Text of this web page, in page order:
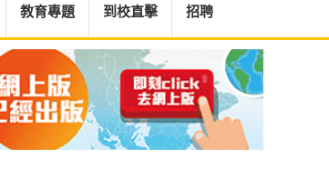
教育專題 到校直擊 招聘